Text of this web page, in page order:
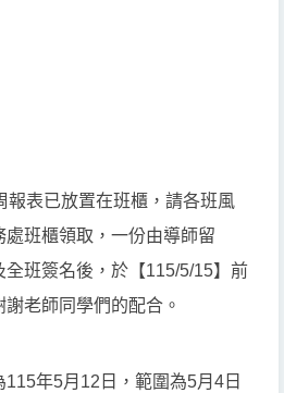
報表已放置在班櫃，請各班風
班櫃領取，一份由導師留
班簽名後，於【115/5/15】前
老師同學們的配合。
年5月12日，範圍為5月4日